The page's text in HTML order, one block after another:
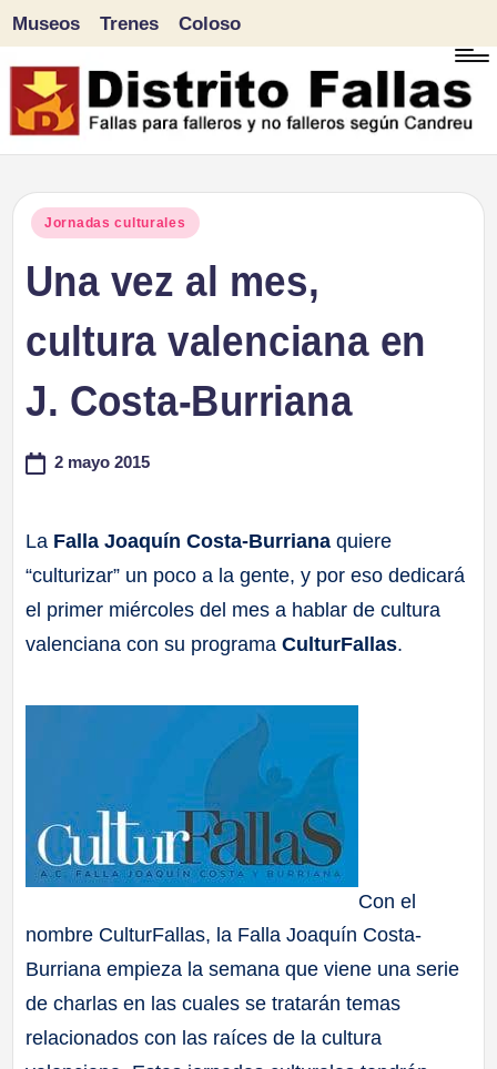
Saltar
al
Museos Trenes Coloso
Publicado
Jornadas culturales
Una vez al mes,
cultura valenciana en
J. Costa-Burriana
2 mayo 2015
La Falla Joaquín Costa-Burriana quiere
“culturizar” un poco a la gente, y por eso dedicará
el primer miércoles del mes a hablar de cultura
valenciana con su programaCulturFallas.
Con el
nombre CulturFallas, la Falla Joaquín Costa-
Burriana empieza la semana que viene una serie
de charlas en las cuales se tratarán temas
relacionados con las raíces de la cultura